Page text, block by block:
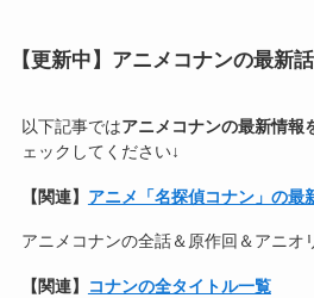
【更新中】アニメコナンの最新
以下記事ではアニメコナンの最新情報
ェックしてください↓
【関連】 アニメ「名探偵コナン」の最
アニメコナンの全話＆原作回＆アニオ
【関連】 コナンの全タイトル一覧